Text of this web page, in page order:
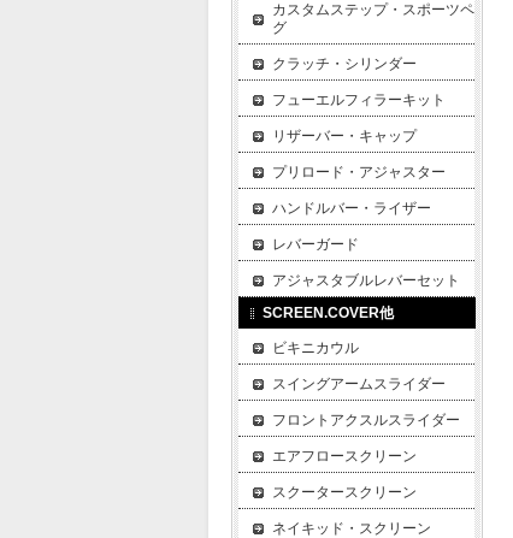
カスタムステップ・スポーツペ
グ
クラッチ・シリンダー
フューエルフィラーキット
リザーバー・キャップ
プリロード・アジャスター
ハンドルバー・ライザー
レバーガード
アジャスタブルレバーセット
SCREEN.COVER他
ビキニカウル
スイングアームスライダー
フロントアクスルスライダー
エアフロースクリーン
スクータースクリーン
ネイキッド・スクリーン